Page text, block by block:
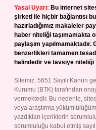
Yasal Uyarı: Bu internet
şirketi ile hiçbir bağlantısı
hazırladığımız makaleler
haber niteliği taşımamakta
paylaşım
benzerlikleri tamamen
halindedir ve tavsiye niteliği
Sitemiz, 5651 Sayılı Kanun
Kurumu (BTK) tarafından
vermektedir. Bu nedenle,
veya araştırma
yazdıkları içeriklerin
sorumluluğu kabul etmiş